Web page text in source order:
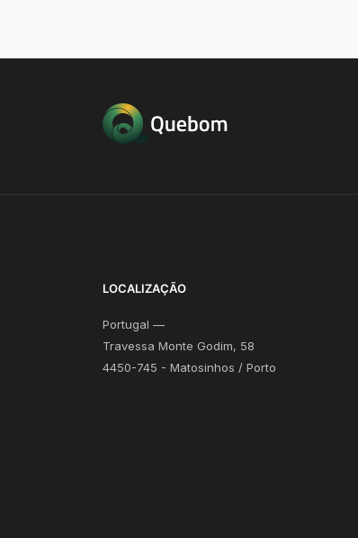
LOCALIZAÇÃO
Portugal —
Travessa Monte Godim, 58
4450-745 - Matosinhos / Porto